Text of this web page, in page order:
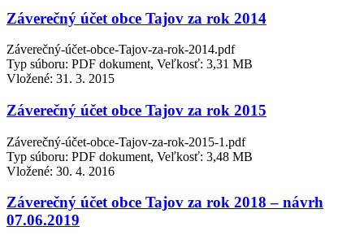
Záverečný účet obce Tajov za rok 2014
Záverečný-účet-obce-Tajov-za-rok-2014.pdf
Typ súboru: PDF dokument, Veľkosť: 3,31 MB
Vložené: 31. 3. 2015
Záverečný účet obce Tajov za rok 2015
Záverečný-účet-obce-Tajov-za-rok-2015-1.pdf
Typ súboru: PDF dokument, Veľkosť: 3,48 MB
Vložené: 30. 4. 2016
Záverečný účet obce Tajov za rok 2018 – návrh
07.06.2019